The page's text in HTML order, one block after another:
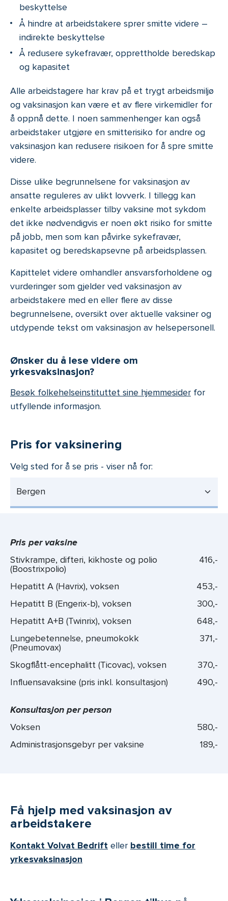
beskyttelse
Å hindre at arbeidstakere sprer smitte videre –
indirekte beskyttelse
Å redusere sykefravær, opprettholde beredskap
og kapasitet
Alle arbeidstagere har krav på et trygt arbeidsmiljø
og vaksinasjon kan være et av flere virkemidler for
å oppnå dette. I noen sammenhenger kan også
arbeidstaker utgjøre en smitterisiko for andre og
vaksinasjon kan redusere risikoen for å spre smitte
videre.
Disse ulike begrunnelsene for vaksinasjon av
ansatte reguleres av ulikt lovverk. I tillegg kan
enkelte arbeidsplasser tilby vaksine mot sykdom
det ikke nødvendigvis er noen økt risiko for smitte
på jobb, men som kan påvirke sykefravær,
kapasitet og beredskapsevne på arbeidsplassen.
Kapittelet videre omhandler ansvarsforholdene og
vurderinger som gjelder ved vaksinasjon av
arbeidstakere med en eller flere av disse
begrunnelsene, oversikt over aktuelle vaksiner og
utdypende tekst om vaksinasjon av helsepersonell.
Ønsker du å lese videre om
yrkesvaksinasjon?
Besøk folkehelseinstituttet sine hjemmesider for
utfyllende informasjon.
Pris for vaksinering
Velg sted for å se pris - viser nå for:
Bergen
Pris per vaksine
Stivkrampe, difteri, kikhoste og polio
(Boostrixpolio)
416,-
Hepatitt A (Havrix), voksen
453,-
Hepatitt B (Engerix-b), voksen
300,-
Hepatitt A+B (Twinrix), voksen
648,-
Lungebetennelse, pneumokokk
(Pneumovax)
371,-
Skogflått-encephalitt (Ticovac), voksen
370,-
Influensavaksine (pris inkl. konsultasjon)
490,-
Konsultasjon per person
Voksen
580,-
Administrasjonsgebyr per vaksine
189,-
Få hjelp med vaksinasjon av
arbeidstakere
Kontakt Volvat Bedrift eller bestill time for
yrkesvaksinasjon